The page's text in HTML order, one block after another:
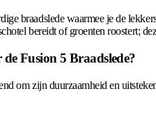
braadslede waarmee je de
bereidt of groenten roostert;
Fusion 5 Braadslede?
om zijn duurzaamheid en